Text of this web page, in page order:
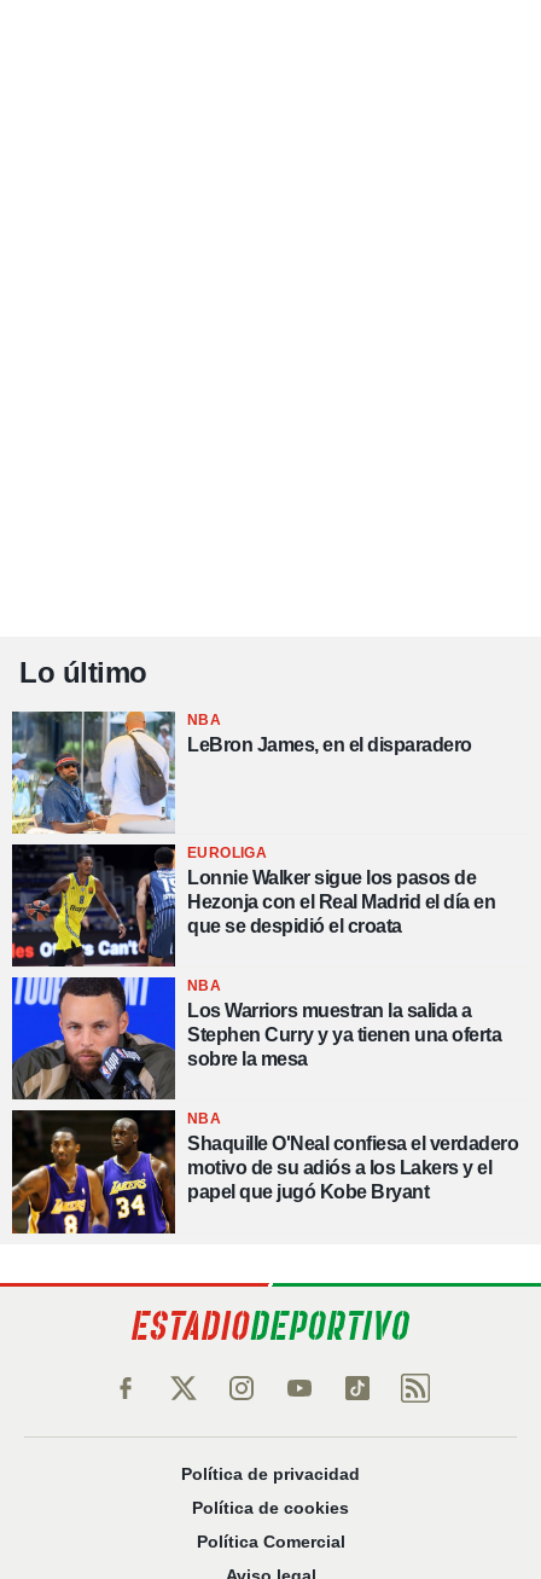
Lo último
NBA
LeBron James, en el disparadero
EUROLIGA
Lonnie Walker sigue los pasos de
Hezonja con el Real Madrid el día en
que se despidió el croata
NBA
Los Warriors muestran la salida a
Stephen Curry y ya tienen una oferta
sobre la mesa
NBA
Shaquille O'Neal confiesa el verdadero
motivo de su adiós a los Lakers y el
papel que jugó Kobe Bryant
Política de privacidad
Política de cookies
Política Comercial
Aviso legal